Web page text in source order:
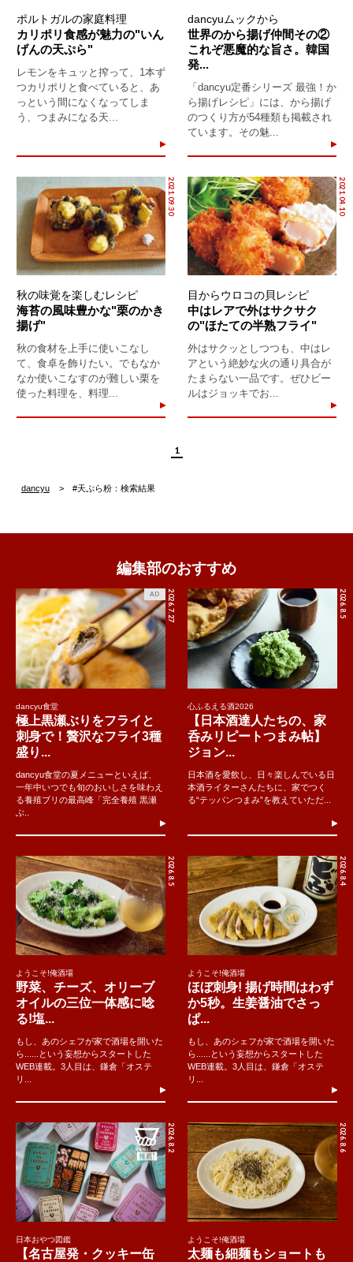
ポルトガルの家庭料理
カリポリ食感が魅力の"いん
げんの天ぷら"
レモンをキュッと搾って、1本ず
つカリポリと食べていると、あ
っという間になくなってしま
う、つまみになる天...
dancyuムックから
世界のから揚げ仲間その②
これぞ悪魔的な旨さ。韓国
発...
「dancyu定番シリーズ 最強！か
ら揚げレシピ」には、から揚げ
のつくり方が54種類も掲載され
ています。その魅...
2021.09.30
秋の味覚を楽しむレシピ
海苔の風味豊かな"栗のかき
揚げ"
秋の食材を上手に使いこなし
て、食卓を飾りたい。でもなか
なか使いこなすのが難しい栗を
使った料理を、料理...
2021.04.10
目からウロコの貝レシピ
中はレアで外はサクサク
の"ほたての半熟フライ"
外はサクッとしつつも、中はレ
アという絶妙な火の通り具合が
たまらない一品です。ぜひビー
ルはジョッキでお...
1
dancyu #天ぷら粉：検索結果
編集部のおすすめ
2026.7.27
AD
dancyu食堂
極上黒瀬ぶりをフライと
刺身で！贅沢なフライ3種
盛り...
dancyu食堂の夏メニューといえば、
一年中いつでも旬のおいしさを味わえ
る養殖ブリの最高峰「完全養殖 黒瀬
ぶ..
2026.8.5
心ふるえる酒2026
【日本酒達人たちの、家
呑みリピートつまみ帖】
ジョン...
日本酒を愛飲し、日々楽しんでいる日
本酒ライターさんたちに、家でつく
る“テッパンつまみ”を教えていただ...
2026.8.5
ようこそ!俺酒場
野菜、チーズ、オリーブ
オイルの三位一体感に唸
る!塩...
もし、あのシェフが家で酒場を開いた
ら......という妄想からスタートした
WEB連載。3人目は、鎌倉「オステ
リ...
2026.8.4
ようこそ!俺酒場
ほぼ刺身! 揚げ時間はわず
か5秒。生姜醤油でさっ
ぱ...
もし、あのシェフが家で酒場を開いた
ら......という妄想からスタートした
WEB連載。3人目は、鎌倉「オステ
リ...
2026.8.2
日本おやつ図鑑
【名古屋発・クッキー缶
2026.8.6
ようこそ!俺酒場
太麺も細麺もショートも